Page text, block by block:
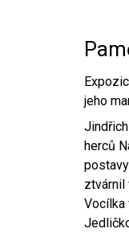
jeho
herců
ztvárnil
Vocílka